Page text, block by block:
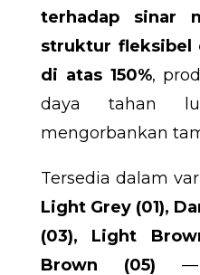
terhadap sinar
struktur fleksibel
di atas 150%,
daya tahan
mengorbankan
Tersedia dalam
Light Grey (01),
(03), Light
Brown (05) —